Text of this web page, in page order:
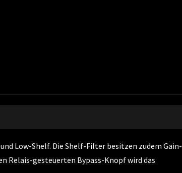
Low-Shelf. Die Shelf-Filter besitzen zudem Gain-
Relais-gesteuerten Bypass-Knopf wird das